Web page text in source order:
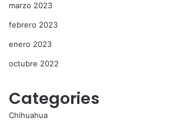
marzo 2023
febrero 2023
enero 2023
octubre 2022
Categories
Chihuahua